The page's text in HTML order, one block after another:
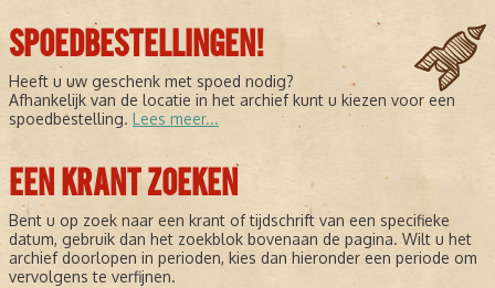
SPOEDBESTELLINGEN!
Heeft u uw geschenk met spoed nodig?
Afhankelijk van de locatie in het archief kunt u kiezen voor een
spoedbestelling. Lees meer...
EEN KRANT ZOEKEN
Bent u op zoek naar een krant of tijdschrift van een specifieke
datum, gebruik dan het zoekblok bovenaan de pagina. Wilt u het
archief doorlopen in perioden, kies dan hieronder een periode om
vervolgens te verfijnen.